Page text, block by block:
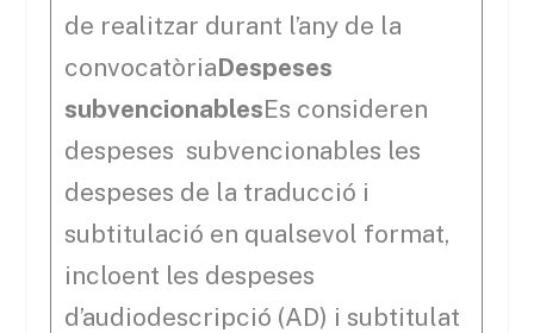
de realitzar durant l’any de la
convocatòriaDespeses
subvencionablesEs consideren
despeses subvencionables les
despeses de la traducció i
subtitulació en qualsevol format,
incloent les despeses
d’audiodescripció (AD) i subtitulat